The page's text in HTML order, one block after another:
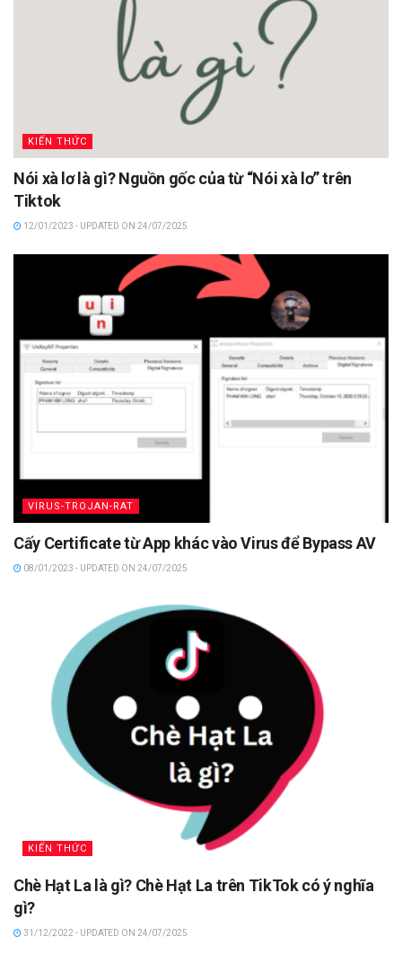
KIẾN THỨC
Nói xà lơ là gì? Nguồn gốc của từ “Nói xà lơ” trên
Tiktok
12/01/2023 - UPDATED ON 24/07/2025
VIRUS-TROJAN-RAT
Cấy Certificate từ App khác vào Virus để Bypass AV
08/01/2023 - UPDATED ON 24/07/2025
KIẾN THỨC
Chè Hạt La là gì? Chè Hạt La trên TikTok có ý nghĩa
gì?
31/12/2022 - UPDATED ON 24/07/2025